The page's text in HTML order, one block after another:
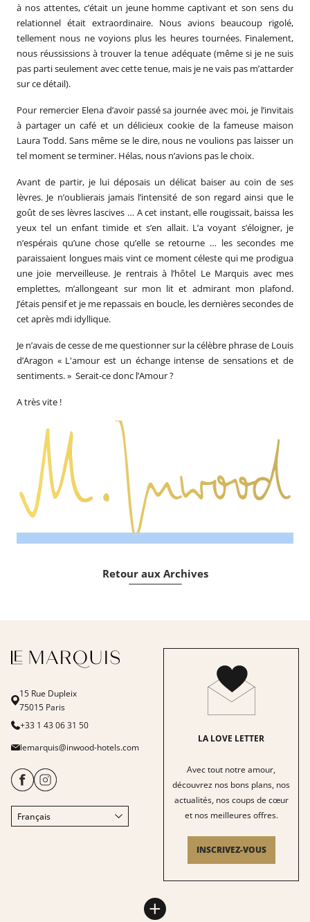
à nos attentes, c’était un jeune homme captivant et son sens du
relationnel était extraordinaire. Nous avions beaucoup rigolé,
tellement nous ne voyions plus les heures tournées. Finalement,
nous réussissions à trouver la tenue adéquate (même si je ne suis
pas parti seulement avec cette tenue, mais je ne vais pas m’attarder
sur ce détail).
Pour remercier Elena d’avoir passé sa journée avec moi, je l’invitais
à partager un café et un délicieux cookie de la fameuse maison
Laura Todd. Sans même se le dire, nous ne voulions pas laisser un
tel moment se terminer. Hélas, nous n’avions pas le choix.
Avant de partir, je lui déposais un délicat baiser au coin de ses
lèvres. Je n’oublierais jamais l’intensité de son regard ainsi que le
goût de ses lèvres lascives … A cet instant, elle rougissait, baissa les
yeux tel un enfant timide et s’en allait. L’a voyant s’éloigner, je
n’espérais qu’une chose qu’elle se retourne … les secondes me
paraissaient longues mais vint ce moment céleste qui me prodigua
une joie merveilleuse. Je rentrais à l’hôtel Le Marquis avec mes
emplettes, m’allongeant sur mon lit et admirant mon plafond.
J’étais pensif et je me repassais en boucle, les dernières secondes de
cet après mdi idyllique.
Je n’avais de cesse de me questionner sur la célèbre phrase de Louis
d’Aragon «L'amour est un échange intense de sensations et de
sentiments. » Serait-ce donc l’Amour ?
A très vite !
Retour aux Archives
15 Rue Dupleix
75015 Paris
+33 1 43 06 31 50
lemarquis@inwood-hotels.com
Français
English
À propos
LABELS & CERTIFICATIONS
LA LOVE LETTER
Avec tout notre amour,
découvrez nos bons plans, nos
actualités, nos coups de cœur
et nos meilleures offres.
INSCRIVEZ-VOUS
+